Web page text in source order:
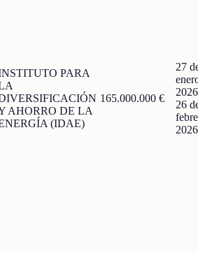
PARA
AHORRO DE LA
(IDAE)
165.000.000 €
27
2026
26
2026